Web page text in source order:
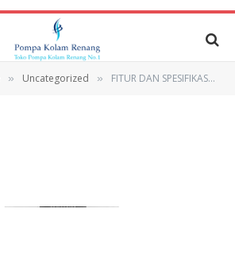
» Uncategorized » FITUR DAN SPESIFIKASI SAND FILTER Terbaik MENURUT AHLI KOLAM RENANG Sumatera